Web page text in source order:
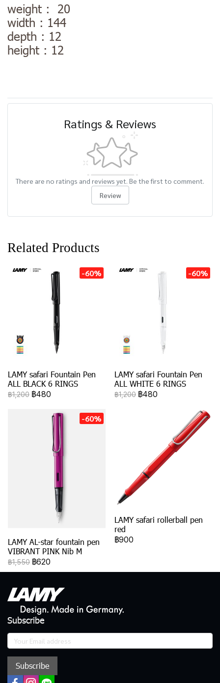
weight : 20
width : 144
depth : 12
height : 12
Ratings & Reviews
There are no ratings and reviews yet. Be the first to comment.
Review
Related Products
-60%
LAMY safari Fountain Pen
ALL BLACK 6 RINGS
฿1,200 ฿480
-60%
LAMY safari Fountain Pen
ALL WHITE 6 RINGS
฿1,200 ฿480
-60%
LAMY AL-star fountain pen
VIBRANT PINK Nib M
฿1,550 ฿620
LAMY safari rollerball pen
red
฿900
Subscribe
Subscribe